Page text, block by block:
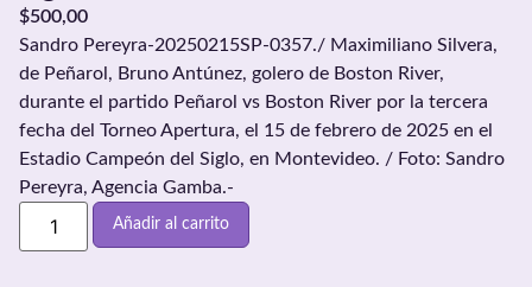
$500,00
Sandro Pereyra-20250215SP-0357./ Maximiliano Silvera,
de Peñarol, Bruno Antúnez, golero de Boston River,
durante el partido Peñarol vs Boston River por la tercera
fecha del Torneo Apertura, el 15 de febrero de 2025 en el
Estadio Campeón del Siglo, en Montevideo. / Foto: Sandro
Pereyra, Agencia Gamba.-
Añadir al carrito